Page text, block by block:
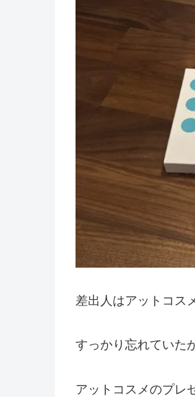
差出人はアットコス
すっかり忘れていた
アットコスメのプレ